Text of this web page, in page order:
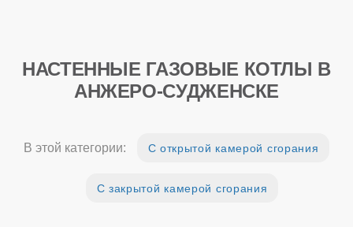
НАСТЕННЫЕ ГАЗОВЫЕ КОТЛЫ В
АНЖЕРО-СУДЖЕНСКЕ
В этой категории: С открытой камерой сгорания
С закрытой камерой сгорания